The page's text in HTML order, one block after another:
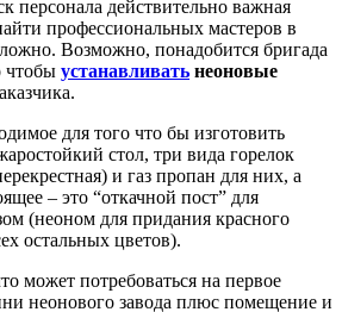
персонала действительно важная
профессиональных мастеров в
Возможно, понадобится бригада
чтобы устанавливать неоновые
для того что бы изготовить
стол, три вида горелок
и газ пропан для них, а
– это “откачной пост” для
(неоном для придания красного
остальных цветов).
может потребоваться на первое
неонового завода плюс помещение и